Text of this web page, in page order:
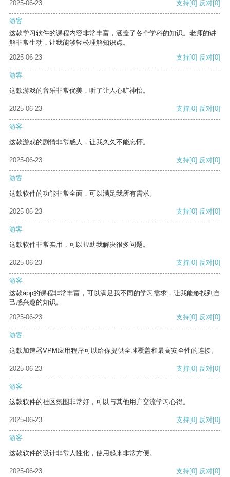
2025-06-23 支持[0] 反对[0]
游客
这款学习软件的课程内容非常丰富，涵盖了各个学科的知识。老师的讲
解非常生动，让我能够轻松理解知识点。
2025-06-23
支持[0] 反对[0]
游客
这款游戏的音乐非常优美，听了让人心旷神怡。
2025-06-23 支持[0] 反对[0]
游客
这款游戏的剧情非常感人，让我久久不能忘怀。
2025-06-23 支持[0] 反对[0]
游客
这款软件的功能非常全面，可以满足我所有需求。
2025-06-23 支持[0] 反对[0]
游客
这款软件非常实用，可以帮助我解决很多问题。
2025-06-23 支持[0] 反对[0]
游客
这款app的课程非常丰富，可以满足我不同的学习需求，让我能够找到自
己感兴趣的知识。
2025-06-23
支持[0] 反对[0]
游客
这款加速器VPM应用程序可以给你提供全球覆盖和最高安全性的连接。
2025-06-23 支持[0] 反对[0]
游客
这款软件的社区氛围非常好，可以与其他用户交流学习心得。
2025-06-23 支持[0] 反对[0]
游客
这款软件的设计非常人性化，使用起来非常方便。
2025-06-23 支持[0] 反对[0]